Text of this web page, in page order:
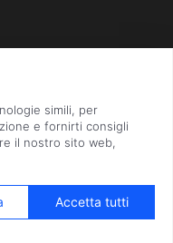
i.v. € 800.000,00